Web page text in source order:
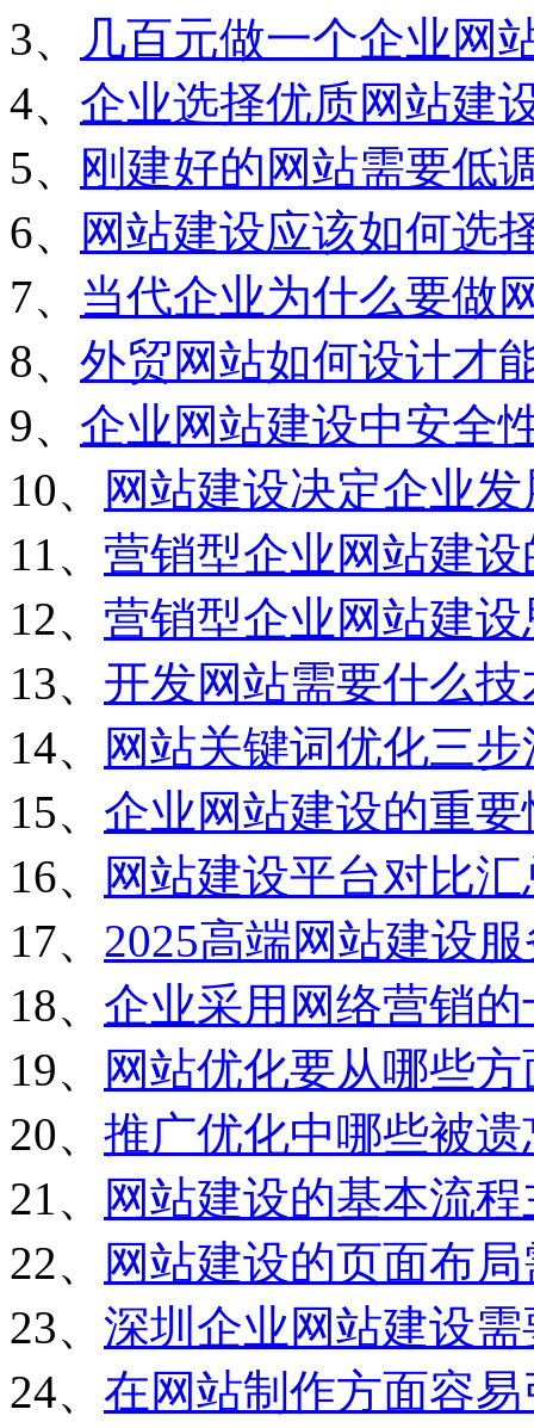
3、
几百元做一个企业网
4、 企业选择优质网站建
5、
刚建好的网站需要低
6、
网站建设应该如何选
7、 当代企业为什么要做
8、 外贸网站如何设计才
9、 企业网站建设中安全
10、
网站建设决定企业
11、 营销型企业网站建
12、 营销型企业网站建设
13、 开发网站需要什么技
14、
网站关键词优化三步
15、 企业网站建设的重要
16、
网站建设平台对比汇
17、 2025高端网站建设
18、 企业采用网络营销
19、
网站优化要从哪些
20、 推广优化中哪些被
21、
网站建设的基本流
22、
网站建设的页面布
23、 深圳企业网站建设
24、 在网站制作方面容